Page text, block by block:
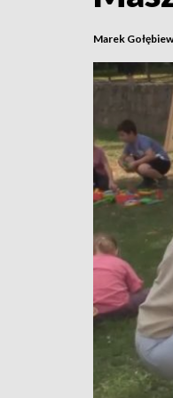
Marek